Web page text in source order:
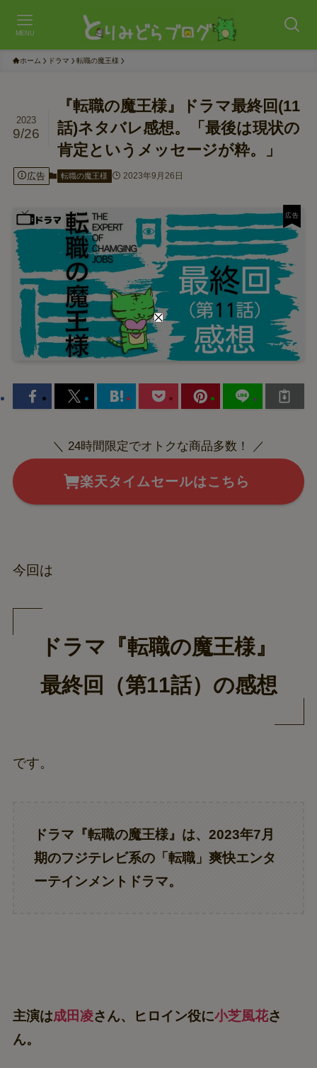
MENU
ホーム ドラマ 転職の魔王様
『転職の魔王様』ドラマ最終回(11
話)ネタバレ感想。「最後は現状の
肯定というメッセージが粋。」
2023
9/26
広告 転職の魔王様 2023年9月26日
＼ 24時間限定でオトクな商品多数！ ／
楽天タイムセールはこちら
今回は
ドラマ『転職の魔王様』
最終回（第11話）の感想
です。
ドラマ『転職の魔王様 』は、2023年7月
期のフジテレビ系の「転職」爽快エンタ
ーテインメントドラマ。
主演は成田凌さん、ヒロイン役に小芝風花さ
ん。